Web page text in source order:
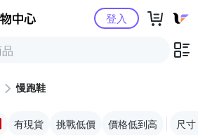
Yahoo購物中心登入
慢跑鞋
有現貨 挑戰低價 價格低到高 尺寸